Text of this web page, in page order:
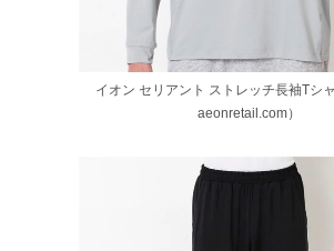
イオン セリアント ストレッチ長袖Tシ
aeonretail.com）